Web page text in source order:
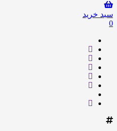
سبد خرید
0